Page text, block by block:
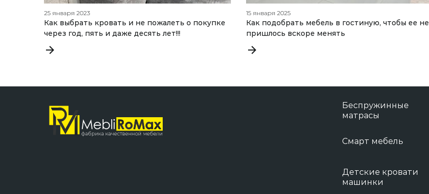
25 января 2023
Как выбрать кровать и не пожалеть о покупке
через год, пять и даже десять лет!!!
15 января 2025
Как подобрать мебель в гостиную, чтобы ее не
пришлось вскоре менять
Беспружинные
матрасы
Смарт мебель
Детские кровати
машинки